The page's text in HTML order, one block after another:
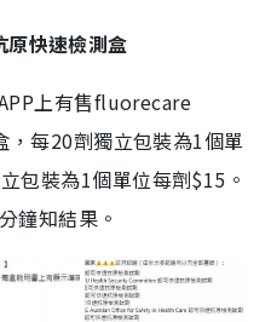
快速檢測盒
上有售fluorecare
，每20劑獨立包裝為1個單
包裝為1個單位每劑$15。
鐘知結果。